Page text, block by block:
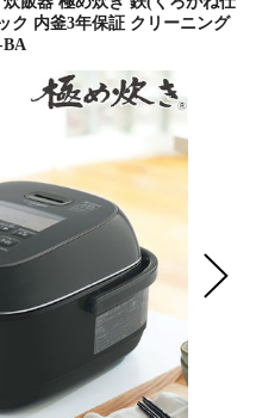
ク 内釜3年保証 クリーニング